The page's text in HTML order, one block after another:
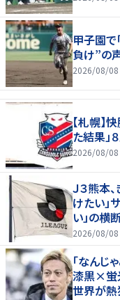
甲子園
負け”の
2026/08/08
【札幌】
た結果」
2026/08/08
Ｊ３熊本
けたい」
い」の横
2026/08/08
｢なんじ
漆黒×蛍
世界が熱